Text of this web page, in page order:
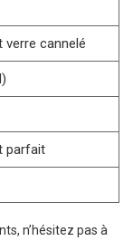
verre cannelé
parfait
n’hésitez pas à